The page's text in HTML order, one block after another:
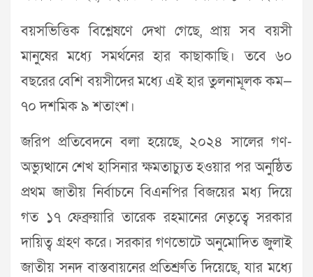
বয়সভিত্তিক বিশ্লেষণে দেখা গেছে, প্রায় সব বয়সী
মানুষের মধ্যে সমর্থনের হার কাছাকাছি। তবে ৬০
বছরের বেশি বয়সীদের মধ্যে এই হার তুলনামূলক কম—
৭০ দশমিক ৯ শতাংশ।
জরিপ প্রতিবেদনে বলা হয়েছে, ২০২৪ সালের গণ-
অভ্যুত্থানে শেখ হাসিনার ক্ষমতাচ্যুত হওয়ার পর অনুষ্ঠিত
প্রথম জাতীয় নির্বাচনে বিএনপির বিজয়ের মধ্য দিয়ে
গত ১৭ ফেব্রুয়ারি তারেক রহমানের নেতৃত্বে সরকার
দায়িত্ব গ্রহণ করে। সরকার গণভোটে অনুমোদিত জুলাই
জাতীয় সনদ বাস্তবায়নের প্রতিশ্রুতি দিয়েছে, যার মধ্যে